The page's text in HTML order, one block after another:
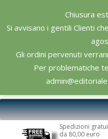
Chiusura
Si avvisano i gentili Clienti
Gli ordini pervenuti
Per problematiche
content
Editoriale
Scientifica
Primary
Navigation
Spedizioni
da 80,00 euro